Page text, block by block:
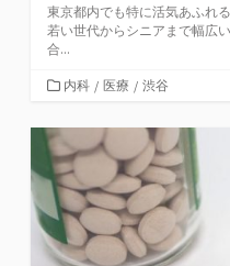
東京都内でも特に活気あふれ
若い世代からシニアまで幅広
合...
カ
ゴ
リ
ー
内科 / 医療 / 渋谷